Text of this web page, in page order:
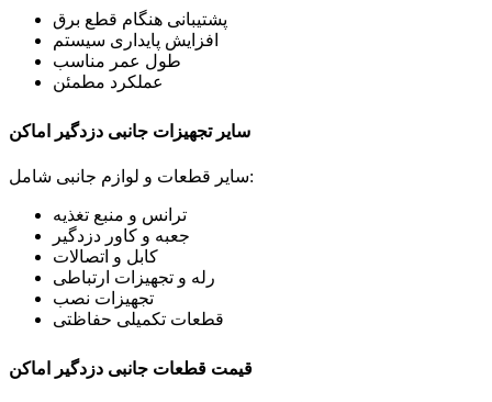
پشتیبانی هنگام قطع برق
افزایش پایداری سیستم
طول عمر مناسب
عملکرد مطمئن
سایر تجهیزات جانبی دزدگیر اماکن
سایر قطعات و لوازم جانبی شامل:
ترانس و منبع تغذیه
جعبه و کاور دزدگیر
کابل و اتصالات
رله و تجهیزات ارتباطی
تجهیزات نصب
قطعات تکمیلی حفاظتی
قیمت قطعات جانبی دزدگیر اماکن